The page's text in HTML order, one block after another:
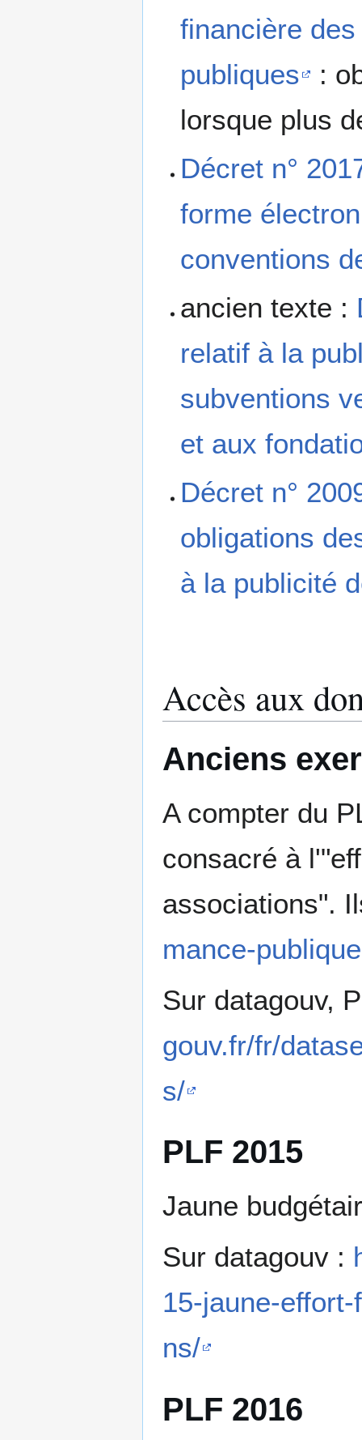
financière
publiques
:
lorsque plus
Décret n°
forme
conventions
ancien texte :
relatif à la
subventions
et aux
Décret n°
obligations
à la publicité
Accès aux
Anciens
A compter du
consacré à
associations".
mance-
Sur datagouv,
gouv.fr/fr/
s/
PLF 2015
Jaune
Sur datagouv :
15-jaune-
ns/
PLF 2016